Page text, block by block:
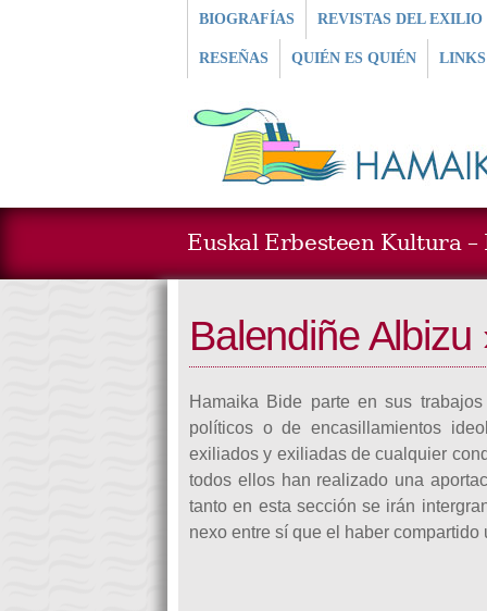
BIOGRAFÍAS REVISTAS DEL EXILIO
RESEÑAS QUIÉN ES QUIÉN LINKS
Euskal Erbesteen Kultura –
Balendiñe
Hamaika Bide parte en sus
políticos o de encasillamientos
exiliados y exiliadas de cualquier
todos ellos han realizado una
tanto en esta sección se irán
nexo entre sí que el haber